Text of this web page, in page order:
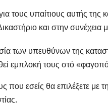
τους υπαίτιους αυτής
και στην
των υπευθύνων της
εμπλοκή τους στό
εσείς θα επιλέξετε με